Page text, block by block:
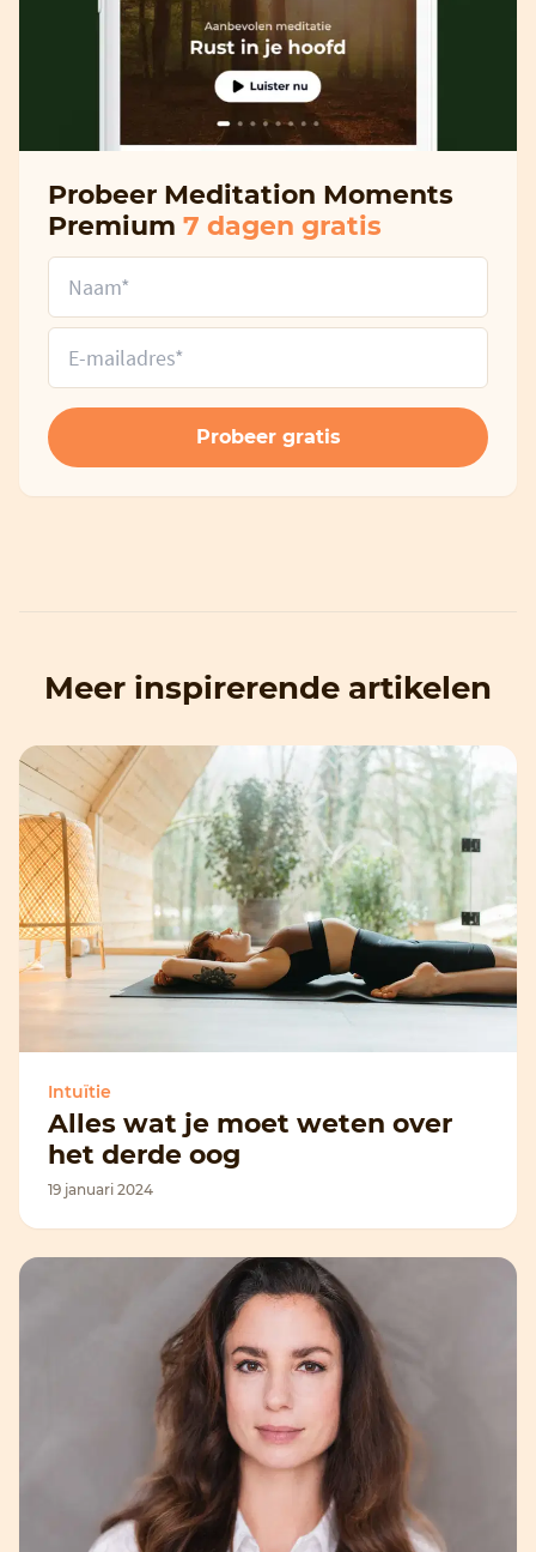
Probeer Meditation Moments
Premium 7 dagen gratis
Meer inspirerende artikelen
Intuïtie
Alles wat je moet weten over
het derde oog
19 januari 2024